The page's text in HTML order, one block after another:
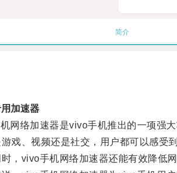
简介
加速器
络加速器是vivo手机推出的一项强大
、视频还是社交，用户都可以感受到
vivo手机网络加速器还能有效降低网